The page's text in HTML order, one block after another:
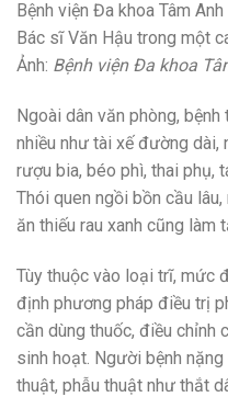
Bác sĩ Văn Hậu trong một
Ảnh: Bệnh viện Đa khoa
Ngoài dân văn phòng,
nhiều như tài xế đường dài,
rượu bia, béo phì, thai phụ,
Thói quen ngồi bồn cầu
ăn thiếu rau xanh cũng làm
Tùy thuộc vào loại trĩ, mức
định phương pháp điều trị
cần dùng thuốc, điều chỉnh
sinh hoạt. Người bệnh
thuật, phẫu thuật như thắt